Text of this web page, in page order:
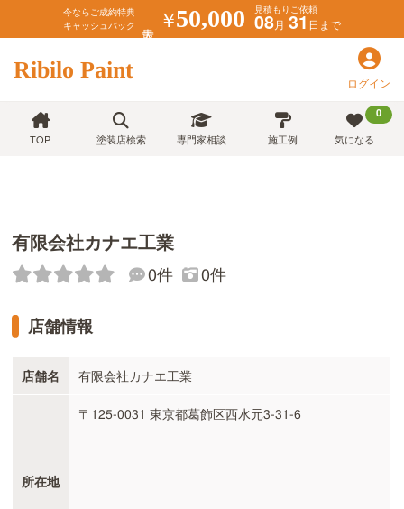
今ならご成約特典
キャッシュバック
￥50,000 見積もりご依頼
08月 31日まで
Ribilo Paint ログイン
TOP 塗装店検索 専門家相談 施工例
0
気になる
有限会社カナエ工業
0件 0件
店舗情報
店舗名 有限会社カナエ工業
所在地
〒125-0031 東京都葛飾区西水元3-31-6